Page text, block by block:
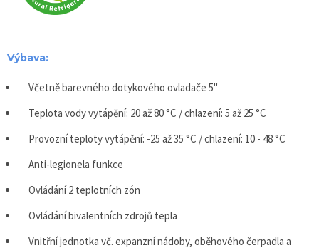
Výbava:
Včetně barevného dotykového ovladače 5"
Teplota vody vytápění: 20 až 80 °C / chlazení: 5 až 25 °C
Provozní teploty vytápění: -25 až 35 °C / chlazení: 10 - 48 °C
Anti-legionela funkce
Ovládání 2 teplotních zón
Ovládání bivalentních zdrojů tepla
Vnitřní jednotka vč. expanzní nádoby, oběhového čerpadla a